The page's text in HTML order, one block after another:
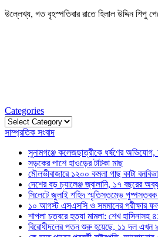
উল্লেখ্য, গত বৃহস্পতিবার রাতে হিলাল উদ্দিন শিপু
Categories
Categories
সাম্প্রতিক সংবাদ
সুনামগঞ্জে কলেজছাত্রীকে ধর্ষণের
সড়কের পাশে হাওড়ের টাটকা মাছ
মৌলভীবাজারে ১২০০ কমলা গাছ কাটা
দেশের বড় চ্যালেঞ্জ জ্বালানি, ১৭ বছরের
সিলেটে জুলাই শহিদ স্মৃতিস্তম্ভে
১০ আগস্ট এসএসসি ও সমমানের পরীক্ষার
শাপলা চত্বরে হত্যা মামলা: শেখ
বিরোধীদলের পতন শুরু হয়েছে, ১১ দল এখন ৯